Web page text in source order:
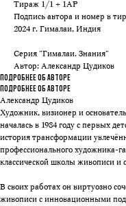
Тираж 1/1 + 1AP
Подпись автора и номер в
2024 г. Гималаи, Индия
Серия "Гималаи. Знания"
Автор: Александр Цудиков
Подробнее об авторе
Подробнее об авторе
Александр Цудиков
Художник, визионер и
началась в 1984 году с первых
история трансформации
профессионального художника-
классической школы живописи и
В своих работах он виртуозно
живописи с инновационными